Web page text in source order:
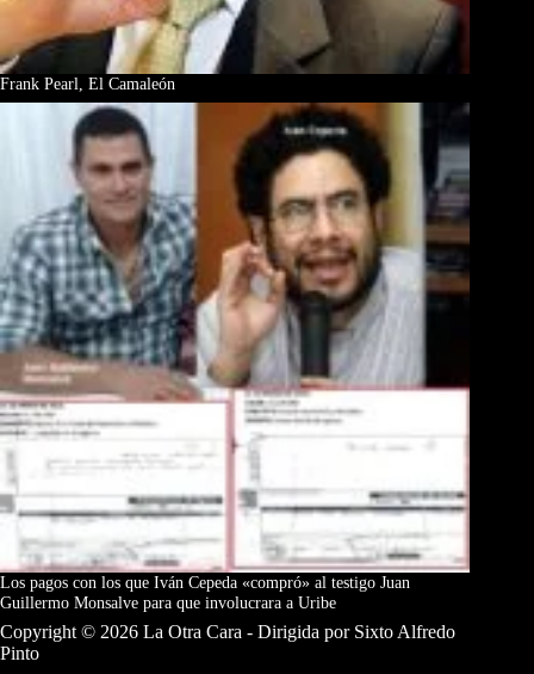
Frank Pearl, El Camaleón
Los pagos con los que Iván Cepeda «compró» al testigo Juan
Guillermo Monsalve para que involucrara a Uribe
Copyright © 2026 La Otra Cara - Dirigida por Sixto Alfredo
Pinto